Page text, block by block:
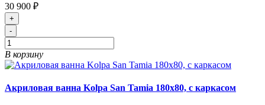
30 900 ₽
+
-
В корзину
Акриловая ванна Kolpa San Tamia 180x80, с каркасом